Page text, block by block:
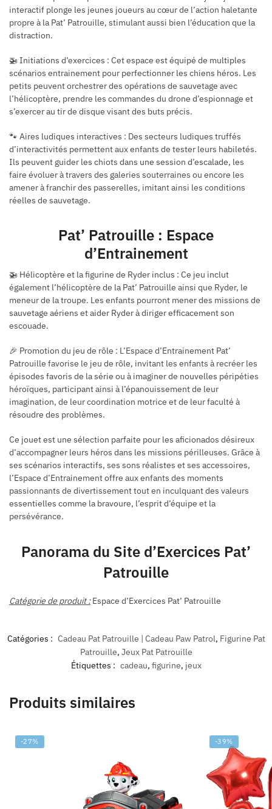
interactif plonge les jeunes joueurs au cœur de l’action haletante
propre à la Pat’ Patrouille, stimulant aussi bien l’éducation que la
distraction.
🚁 Initiations d’exercices : Cet espace est équipé de multiples
scénarios entrainement pour perfectionner les chiens héros. Les
petits peuvent orchestrer des opérations de sauvetage avec
l’hélicoptère, prendre les commandes du drone d’espionnage et
s’exercer au tir de disque visant des buts précis.
🐾 Aires ludiques interactives : Des secteurs ludiques truffés
d’interactivités permettent aux enfants de tester leurs habiletés.
Ils peuvent guider les chiots dans une session d’escalade, les
faire évoluer à travers des galeries souterraines ou encore les
amener à franchir des passerelles, imitant ainsi les conditions
réelles de sauvetage.
Pat’ Patrouille : Espace
d’Entrainement
🚁 Hélicoptère et la figurine de Ryder inclus : Ce jeu inclut
également l’hélicoptère de la Pat’ Patrouille ainsi que Ryder, le
meneur de la troupe. Les enfants pourront mener des missions de
sauvetage aériens et aider Ryder à diriger efficacement son
escouade.
🎉 Promotion du jeu de rôle : L’Espace d’Entrainement Pat’
Patrouille favorise le jeu de rôle, invitant les enfants à recréer les
épisodes favoris de la série ou à imaginer de nouvelles péripéties
héroïques, participant ainsi à l’épanouissement de leur
imagination, de leur coordination motrice et de leur faculté à
résoudre des problèmes.
Ce jouet est une sélection parfaite pour les aficionados désireux
d’accompagner leurs héros dans les missions périlleuses. Grâce à
ses scénarios interactifs, ses sons réalistes et ses accessoires,
l’Espace d’Entrainement offre aux enfants des moments
passionnants de divertissement tout en inculquant des valeurs
essentielles comme la bravoure, l’esprit d’équipe et la
persévérance.
Panorama du Site d’Exercices Pat’
Patrouille
Catégorie de produit :Espace d’Exercices Pat’ Patrouille
Catégories : Cadeau Pat Patrouille | Cadeau Paw Patrol, Figurine Pat
Patrouille, Jeux Pat Patrouille
Étiquettes : cadeau, figurine, jeux
Produits similaires
-27% -39%